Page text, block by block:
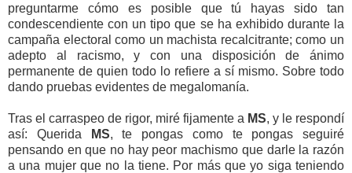
preguntarme cómo es posible que tú hayas sido tan
condescendiente con un tipo que se ha exhibido durante la
campaña electoral como un machista recalcitrante; como un
adepto al racismo, y con una disposición de ánimo
permanente de quien todo lo refiere a sí mismo. Sobre todo
dando pruebas evidentes de megalomanía.
Tras el carraspeo de rigor, miré fijamente a MS, y le respondí
así: Querida
MS, te pongas como te pongas seguiré
pensando en que no hay peor machismo que darle la razón
a una mujer que no la tiene. Por más que yo siga teniendo